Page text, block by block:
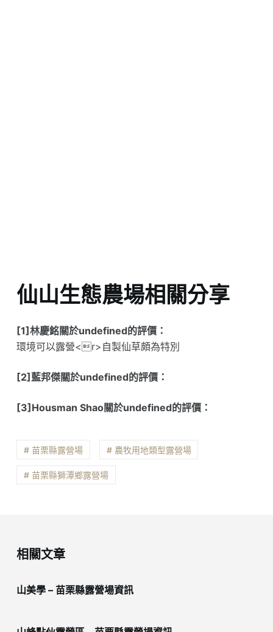
仙山生態農場相關分享
[1]林慶銘關於undefined的評價：
環境可以露營<r>自製仙草頗為特別
[2]藍邦傑關於undefined的評價：
[3]Housman Shao關於undefined的評價：
# 苗栗縣露營場 # 農牧用地類型露營場
# 苗栗縣獅潭鄉露營場
相關文章
山美學 – 苗栗縣露營場資訊